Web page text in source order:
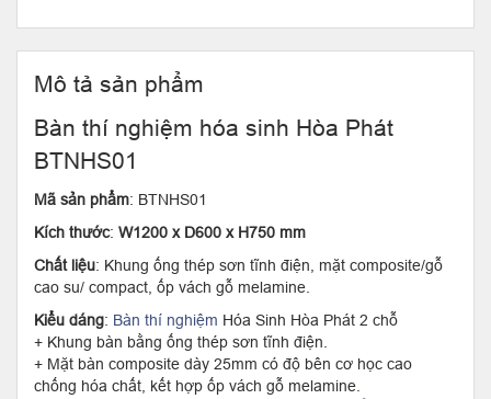
Mô tả sản phẩm
Bàn thí nghiệm hóa sinh Hòa Phát
BTNHS01
Mã sản phẩm: BTNHS01
Kích thước: W1200 x D600 x H750 mm
Chất liệu: Khung ống thép sơn tĩnh điện, mặt composite/gỗ
cao su/ compact , ốp vách gỗ melamine.
Kiểu dáng: Bàn thí nghiệm Hóa Sinh Hòa Phát 2 chỗ
+ Khung bàn bằng ống thép sơn tĩnh điện.
+ Mặt bàn composite dày 25mm có độ bên cơ học cao
chống hóa chất, kết hợp ốp vách gỗ melamine.